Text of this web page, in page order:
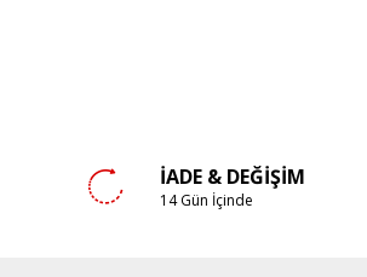
İADE & DEĞIŞIM
14 Gün İçinde